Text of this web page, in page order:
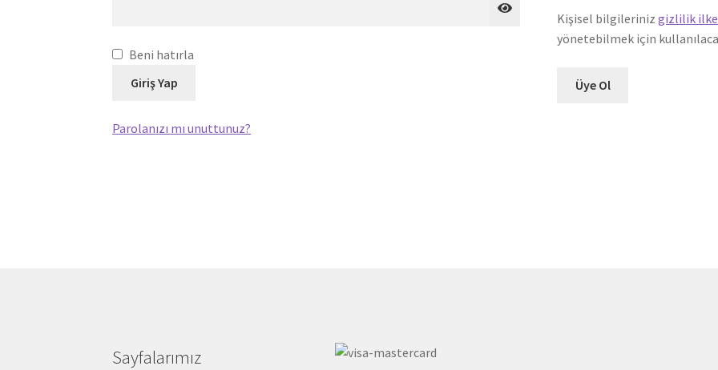
Beni hatırla
Giriş Yap
Parolanızı mı unuttunuz?
Kişisel bilgilerinizgizlilik
yönetebilmek için
Üye Ol
Sayfalarımız